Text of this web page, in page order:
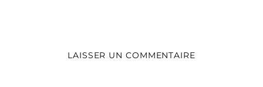
LAISSER UN COMMENTAIRE